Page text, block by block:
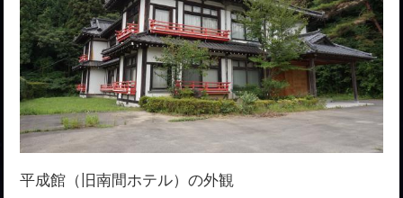
平成館（旧南間ホテル）の外観